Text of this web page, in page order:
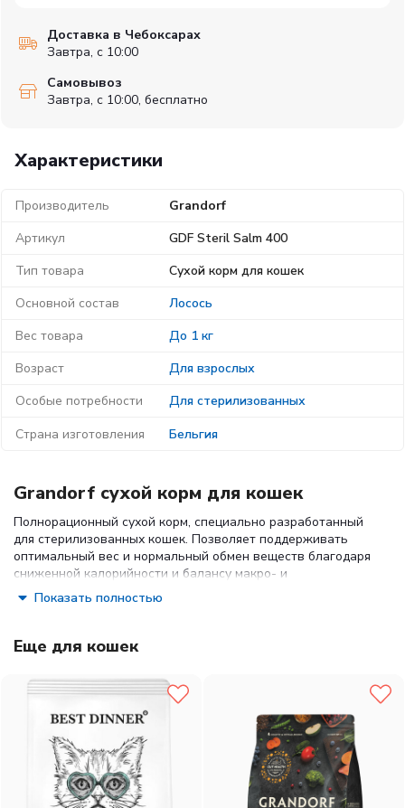
Характеристики
Производитель
Grandorf
Артикул
GDF Steril Salm 400
Тип товара
Сухой корм для кошек
Основной состав
Лосось
Вес товара
До 1 кг
Возраст
Для взрослых
Особые потребности
Для стерилизованных
Страна изготовления
Бельгия
Доставка в Чебоксарах
Завтра, с 10:00
Самовывоз
Завтра, с 10:00, бесплатно
Grandorf сухой корм для кошек
Полнорационный сухой корм, специально разработанный
для стерилизованных кошек. Позволяет поддерживать
оптимальный вес и нормальный обмен веществ благодаря
сниженной калорийности и балансу макро- и
микроэлементов.
свежее мясо без костей
обеспечивающее питомцу легкоусвояемый и
высокопитательный источник белка;
без зерна и глютена
- исключение злаков и
глютена делает корм максимально щадящим для
чувствительного пищеварения и подходит при
пищевых аллергиях;
живые пробиотики
- корм содержит 1 млрд
жизнеспособных микроорганизмов на 1 кг корма,
Показать полностью
Еще для кошек